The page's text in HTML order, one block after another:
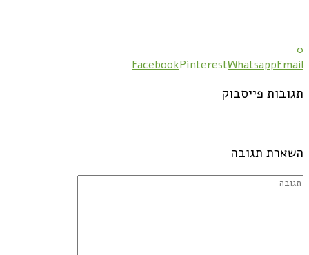
0
FacebookPinterestWhatsappEmail
תגובות פייסבוק
השארת תגובה